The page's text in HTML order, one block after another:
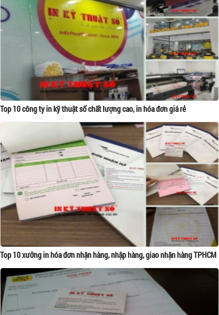
Top 10 công ty in kỹ thuật số chất lượng cao, in hóa đơn giá rẻ
Top 10 xưởng in hóa đơn nhận hàng, nhập hàng, giao nhận hàng TPHCM